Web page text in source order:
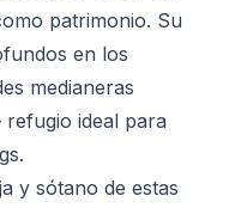
patrimonio. Su
en los
medianeras
ideal para
y sótano de estas